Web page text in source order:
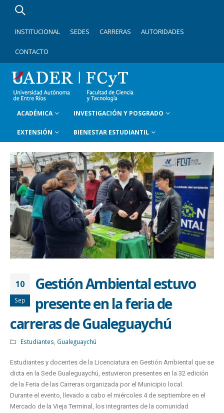
INSTITUCIONAL SEDES CARRERAS AUTORIDADES
CONTACTO
ACADÉMICA INVESTIGACIÓN Y POSGRADO
EXTENSIÓN BIENESTAR ESTUDIANTIL
10
Sep
Gestión Ambiental estuvo
presente en la feria de
carreras de Gualeguaychú
Estudiantes, Gualeguaychú
Estudiantes y docentes de la Licenciatura en Gestión Ambiental que se
dicta en la Sede Gualeguaychú, estuvieron presentes en la 32 edición
de la Feria de las Carreras organizada por el Municipio local.
Durante el evento, llevado a cabo el miércoles 4 de septiembre en el
Mercado de la Vieja Terminal, los integrantes de la comunidad